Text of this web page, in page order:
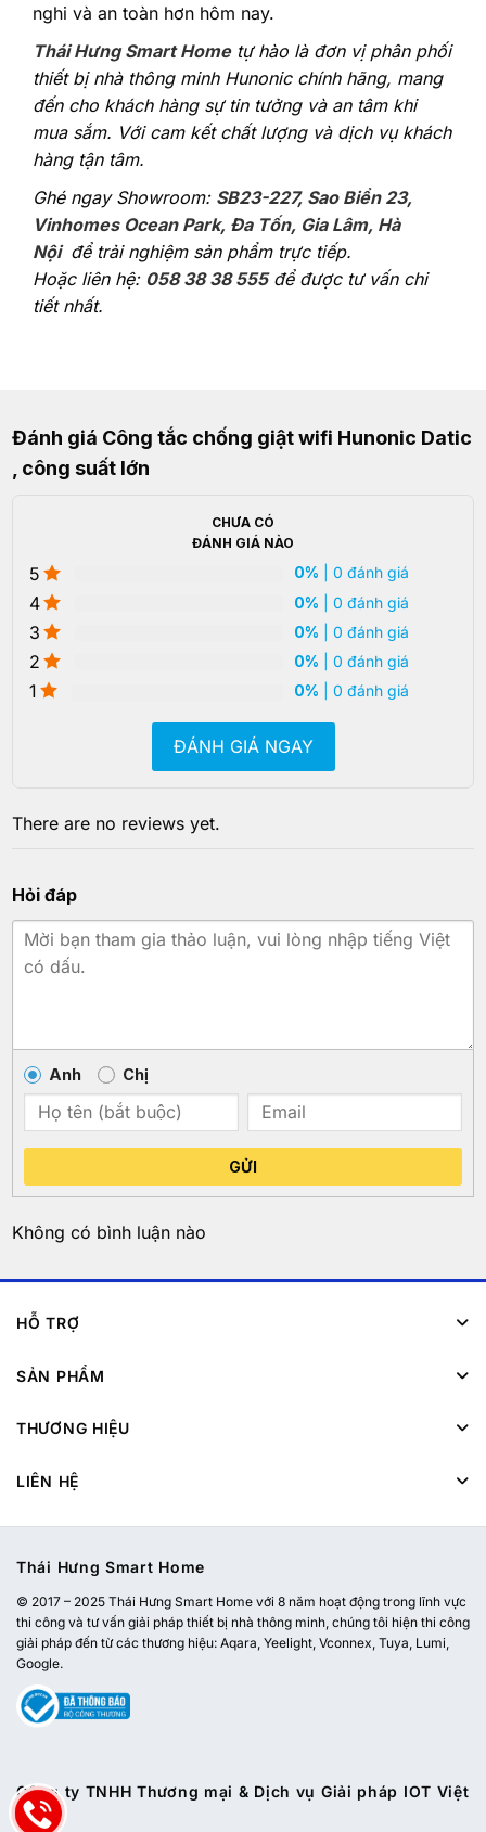
nghi và an toàn hơn hôm nay.
Thái Hưng Smart Hometự hào là đơn vị phân phối
thiết bị nhà thông minh Hunonic chính hãng, mang
đến cho khách hàng sự tin tưởng và an tâm khi
mua sắm. Với cam kết chất lượng và dịch vụ khách
hàng tận tâm.
Ghé ngay Showroom: SB23-227, Sao Biển 23,
Vinhomes Ocean Park, Đa Tốn, Gia Lâm, Hà
Nội để trải nghiệm sản phẩm trực tiếp.
Hoặc liên hệ: 058 38 38 555để được tư vấn chi
tiết nhất.
Đánh giá Công tắc chống giật wifi Hunonic Datic
, công suất lớn
CHƯA CÓ
ĐÁNH GIÁ NÀO
5 0% | 0 đánh giá
4 0% | 0 đánh giá
3 0% | 0 đánh giá
2 0% | 0 đánh giá
1 0% | 0 đánh giá
ĐÁNH GIÁ NGAY
There are no reviews yet.
Hỏi đáp
Anh Chị
GỬI
Không có bình luận nào
HỖ TRỢ
SẢN PHẨM
THƯƠNG HIỆU
LIÊN HỆ
Thái Hưng Smart Home
© 2017 – 2025 Thái Hưng Smart Home với 8 năm hoạt động trong lĩnh vực
thi công và tư vấn giải pháp thiết bị nhà thông minh, chúng tôi hiện thi công
giải pháp đến từ các thương hiệu: Aqara, Yeelight, Vconnex, Tuya, Lumi,
Google.
Công ty TNHH Thương mại & Dịch vụ Giải pháp IOT Việt
Nam